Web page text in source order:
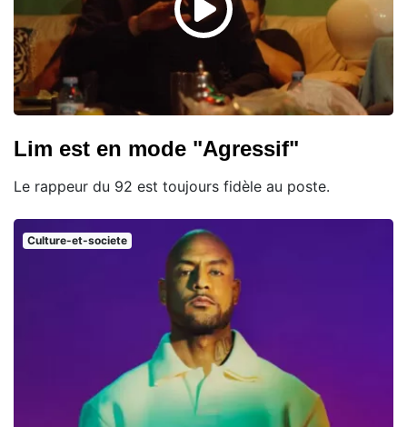
Lim est en mode "Agressif"
Le rappeur du 92 est toujours fidèle au poste.
Culture-et-societe